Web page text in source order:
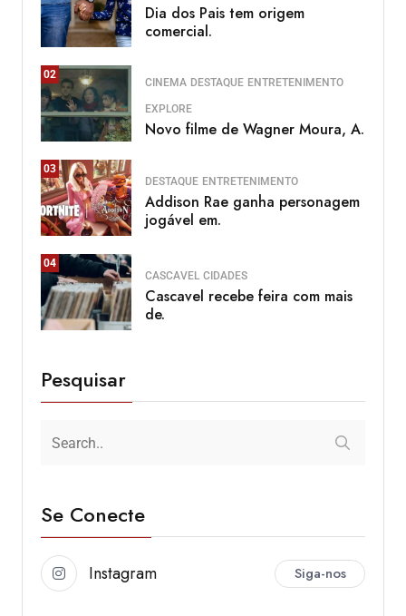
Dia dos Pais tem origem
comercial.
02
CINEMA DESTAQUE ENTRETENIMENTO
EXPLORE
Novo filme de Wagner Moura, A.
03
DESTAQUE ENTRETENIMENTO
Addison Rae ganha personagem
jogável em.
04
CASCAVEL CIDADES
Cascavel recebe feira com mais
de.
Pesquisar
Se Conecte
Instagram Siga-nos